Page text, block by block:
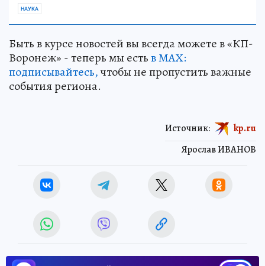
НАУКА
Быть в курсе новостей вы всегда можете в «КП-
Воронеж» - теперь мы естьв МАХ:
подписывайтесь,чтобы не пропустить важные
события региона.
Ярослав ИВАНОВ
Источник: kp.ru